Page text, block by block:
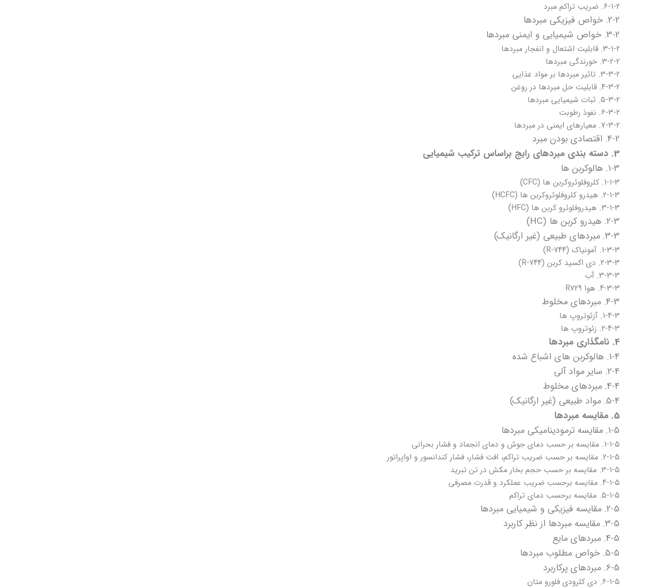
6-1-2. ضریب تراکم مبرد
2-2. خواص فیزیکی مبردها
3-2. خواص شیمیایی و ایمنی مبردها
3-1-2. قابلیت اشتعال و انفجار مبردها
3-2-2. خورندگی مبردها
3-3-2. تاثیر مبردها بر مواد غذایی
4-3-2. قابلیت حل مبردها در روغن
5-3-2. ثبات شیمیایی مبردها
6-3-2. نفوذ رطوبت
7-3-2. معیارهای ایمنی در مبردها
4-2. اقتصادی بودن مبرد
3. دسته بندی مبردهای رایج براساس ترکیب شیمیایی
1-3. هالوکربن ها
1-1-3. کلروفلوئروکربن ها (CFC)
2-1-3. هیدرو کلروفلوئروکربن ها (HCFC)
3-1-3. هیدروفلوئرو کربن ها (HFC)
2-3. هیدرو کربن ها (HC)
3-3. مبردهای طبیعی (غیر ارگانیک)
1-3-3. آمونیاک (R-744)
2-3-3. دی اکسید کربن (R-744)
3-3-3. آب
4-3-3. هوا R729
4-3. مبردهای مخلوط
1-4-3. آزئوتروپ ها
2-4-3. زئوتروپ ها
4. نامگذاری مبردها
1-4. هالوکربن های اشباع شده
2-4. سایر مواد آلی
4-4. مبردهای مخلوط
5-4. مواد طبیعی (غیر ارگانیک)
5. مقایسه مبردها
1-5. مقایسه ترمودینامیکی مبردها
1-1-5. مقایسه بر حسب دمای جوش و دمای انجماد و فشار بحرانی
2-1-5. مقایسه بر حسب ضریب تراکم، افت فشار، فشار کندانسور و اواپراتور
3-1-5. مقایسه بر حسب حجم بخار مکش در تن تبرید
4-1-5. مقایسه برحسب ضریب عملکرد و قدرت مصرفی
5-1-5. مقایسه برحسب دمای تراکم
2-5. مقایسه فیزیکی و شیمیایی مبردها
3-5. مقایسه مبردها از نظر کاربرد
4-5. مبردهای مایع
5-5. خواص مطلوب مبردها
6-5. مبردهای پرکاربرد
6-1-5. دی کلرودی فلورو متان